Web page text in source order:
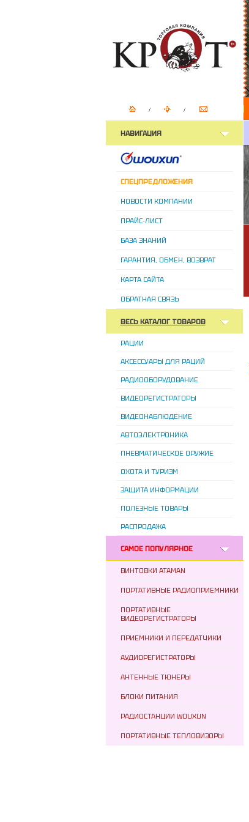
НАВИГАЦИЯ
СПЕЦПРЕДЛОЖЕНИЯ
НОВОСТИ КОМПАНИИ
ПРАЙС-ЛИСТ
БАЗА ЗНАНИЙ
ГАРАНТИЯ, ОБМЕН, ВОЗВРАТ
КАРТА САЙТА
ОБРАТНАЯ СВЯЗЬ
ВЕСЬ КАТАЛОГ ТОВАРОВ
РАЦИИ
АКСЕССУАРЫ ДЛЯ РАЦИЙ
РАДИООБОРУДОВАНИЕ
ВИДЕОРЕГИСТРАТОРЫ
ВИДЕОНАБЛЮДЕНИЕ
АВТОЭЛЕКТРОНИКА
ПНЕВМАТИЧЕСКОЕ ОРУЖИЕ
ОХОТА И ТУРИЗМ
ЗАЩИТА ИНФОРМАЦИИ
ПОЛЕЗНЫЕ ТОВАРЫ
РАСПРОДАЖА
САМОЕ ПОПУЛЯРНОЕ
ВИНТОВКИ ATAMAN
ПОРТАТИВНЫЕ РАДИОПРИЕМНИКИ
ПОРТАТИВНЫЕ
ВИДЕОРЕГИСТРАТОРЫ
ПРИЕМНИКИ И ПЕРЕДАТЧИКИ
АУДИОРЕГИСТРАТОРЫ
АНТЕННЫЕ ТЮНЕРЫ
БЛОКИ ПИТАНИЯ
РАДИОСТАНЦИИ WOUXUN
ПОРТАТИВНЫЕ ТЕПЛОВИЗОРЫ